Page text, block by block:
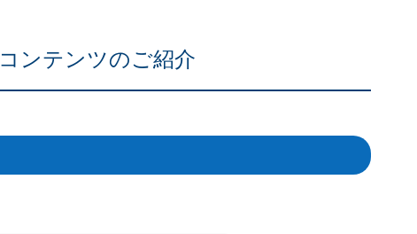
コンテンツのご紹介